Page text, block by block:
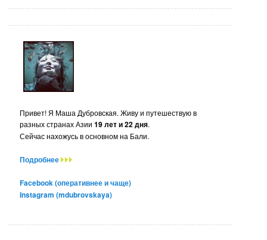
Привет! Я Маша Дубровская. Живу и путешествую в
разных странах Азии19 лет и 22 дня.
Сейчас нахожусь в основном на Бали.
Подробнее
Facebook (оперативнее и чаще)
Instagram (mdubrovskaya)